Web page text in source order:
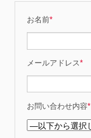
お名前*
メールアドレス*
お問い合わせ内容*